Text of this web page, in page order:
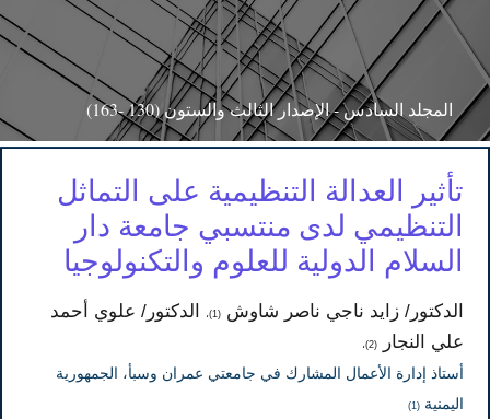
المجلد السادس - الإصدار الثالث والستون (130 -163)
تأثير العدالة التنظيمية على التماثل
التنظيمي لدى منتسبي جامعة دار
السلام الدولية للعلوم والتكنولوجيا
الدكتور/ زايد ناجي ناصر شاوش (1)،
الدكتور/ علوي أحمد
علي النجار
(2)،
أستاذ إدارة الأعمال المشارك في جامعتي عمران وسبأ، الجمهورية
اليمنية (1)